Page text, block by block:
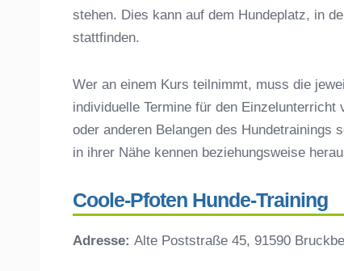
So findet man den richtigen
Darum lohnt sich der Besuch einer
stehen. Dies kann auf dem Hundeplatz, in
stattfinden.
Wer an einem Kurs teilnimmt, muss die
individuelle Termine für den
oder anderen Belangen des Hundetrainings
in ihrer Nähe kennen beziehungsweise
Coole-Pfoten Hunde-Training
Adresse: Alte Poststraße 45, 91590